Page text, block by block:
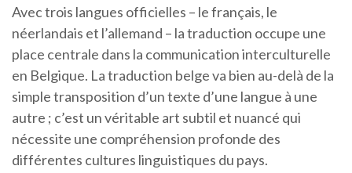
Avec trois langues officielles – le français, le
néerlandais et l’allemand – la traduction occupe une
place centrale dans la communication interculturelle
en Belgique. La traduction belge va bien au-delà de la
simple transposition d’un texte d’une langue à une
autre ; c’est un véritable art subtil et nuancé qui
nécessite une compréhension profonde des
différentes cultures linguistiques du pays.